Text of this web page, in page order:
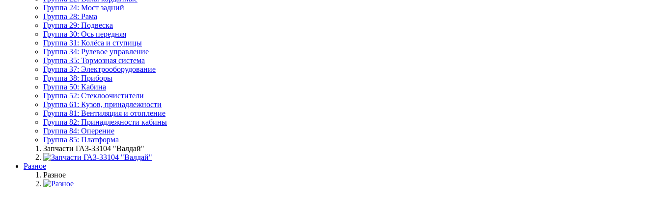
Группа 24: Мост задний
Группа 28: Рама
Группа 29: Подвеска
Группа 30: Ось передняя
Группа 31: Колёса и ступицы
Группа 34: Рулевое управление
Группа 35: Тормозная система
Группа 37: Электрооборудование
Группа 38: Приборы
Группа 50: Кабина
Группа 52: Стеклоочистители
Группа 61: Кузов, принадлежности
Группа 81: Вентиляция и отопление
Группа 82: Принадлежности кабины
Группа 84: Оперение
Группа 85: Платформа
Запчасти ГАЗ-33104 "Валдай"
Разное
Разное